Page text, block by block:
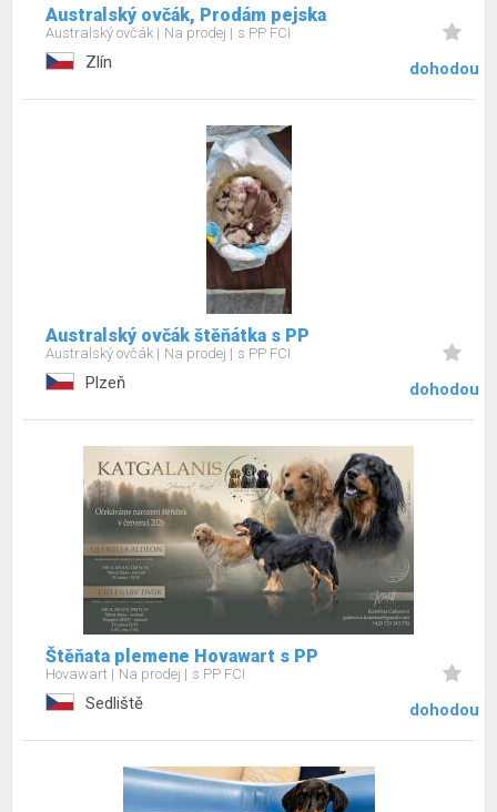
Australský ovčák, Prodám pejska
Australský ovčák Na prodej s PP FCI
Zlín dohodou
Australský ovčák štěňátka s PP
Australský ovčák Na prodej s PP FCI
Plzeň dohodou
Štěňata plemene Hovawart s PP
Hovawart Na prodej s PP FCI
Sedliště dohodou